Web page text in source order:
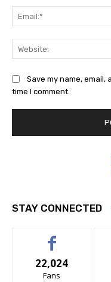
Save my name,
time I comment.
STAY CONNECTED
22,024
Fans